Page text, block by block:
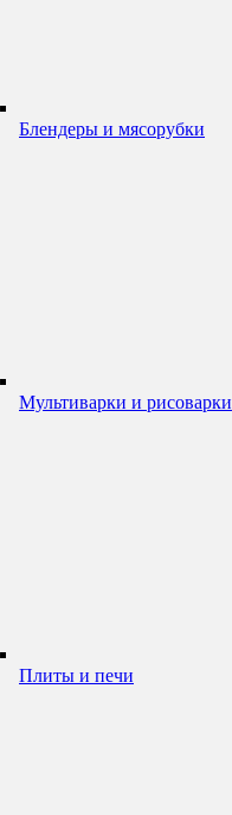
Блендеры и мясорубки
Мультиварки и рисоварки
Плиты и печи